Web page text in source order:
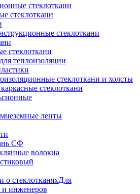
стеклоткани
стеклоткани
стеклоткани
стеклоткани
теплоизоляции
стеклоткани и холсты
стеклоткани
ленты
СФ
волокна
о стеклотканяхДля
и инженеров